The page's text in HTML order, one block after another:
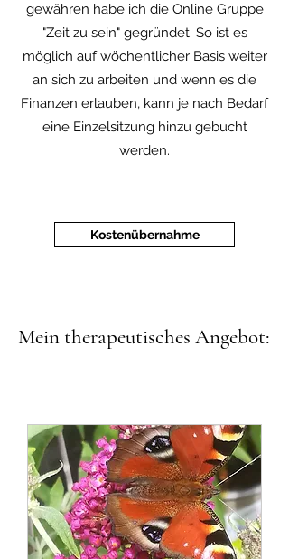
gewähren habe ich die Online Gruppe
"Zeit zu sein" gegründet. So ist es
möglich auf wöchentlicher Basis weiter
an sich zu arbeiten und wenn es die
Finanzen erlauben, kann je nach Bedarf
eine Einzelsitzung hinzu gebucht
werden.
Kostenübernahme
Mein therapeutisches Angebot: